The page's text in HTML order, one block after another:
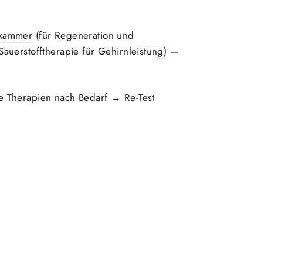
(für Regeneration und
für Gehirnleistung) —
nach Bedarf → Re-Test